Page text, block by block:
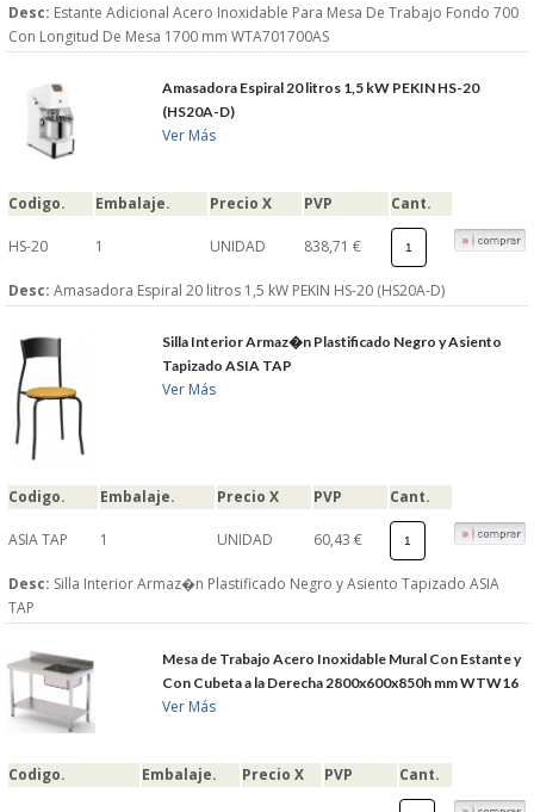
TODOS LOS DERECHOS RESERVADOS
Desc: Estante Adicional Acero Inoxidable Para Mesa De Trabajo Fondo 700
Con Longitud De Mesa 1700 mm WTA701700AS
Amasadora Espiral 20 litros 1,5 kW PEKIN HS-20
(HS20A-D)
Ver Más
Codigo. Embalaje. Precio X PVP Cant.
HS-20 1 UNIDAD 838,71 €
Desc: Amasadora Espiral 20 litros 1,5 kW PEKIN HS-20 (HS20A-D)
Silla Interior Armaz�n Plastificado Negro y Asiento
Tapizado ASIA TAP
Ver Más
Codigo. Embalaje. Precio X PVP Cant.
ASIA TAP 1 UNIDAD 60,43 €
Desc: Silla Interior Armaz�n Plastificado Negro y Asiento Tapizado ASIA
TAP
Mesa de Trabajo Acero Inoxidable Mural Con Estante y
Con Cubeta a la Derecha 2800x600x850h mm WTW16
Ver Más
Codigo. Embalaje. Precio X PVP Cant.